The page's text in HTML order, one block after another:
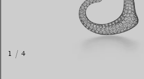
1 / 4